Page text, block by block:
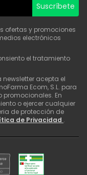
Suscríbete
ofertas y promociones
electrónicos
el tratamiento
acepta el
Ecom, S.L. para
En
o ejercer cualquier
de protección de
de Privacidad .